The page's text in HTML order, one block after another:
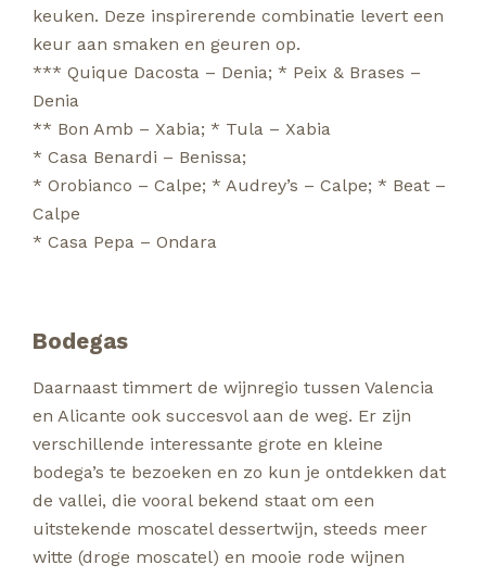
keuken. Deze inspirerende combinatie levert een
keur aan smaken en geuren op.
*** Quique Dacosta – Denia; * Peix & Brases –
Denia
** Bon Amb – Xabia; * Tula – Xabia
* Casa Benardi – Benissa;
* Orobianco – Calpe; * Audrey’s – Calpe; * Beat –
Calpe
* Casa Pepa – Ondara
Bodegas
Daarnaast timmert de wijnregio tussen Valencia
en Alicante ook succesvol aan de weg. Er zijn
verschillende interessante grote en kleine
bodega’s te bezoeken en zo kun je ontdekken dat
de vallei, die vooral bekend staat om een
uitstekende moscatel dessertwijn, steeds meer
witte (droge moscatel) en mooie rode wijnen